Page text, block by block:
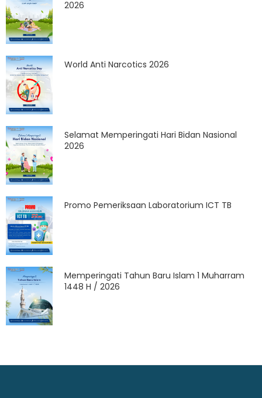
2026
World Anti Narcotics 2026
Selamat Memperingati Hari Bidan Nasional
2026
Promo Pemeriksaan Laboratorium ICT TB
Memperingati Tahun Baru Islam 1 Muharram
1448 H / 2026